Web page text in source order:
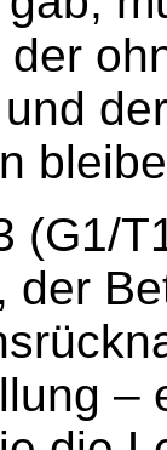
(G1/
der
–